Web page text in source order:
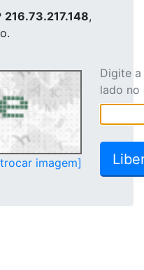
216.73.217.148,
imagem]
Digite
lado no